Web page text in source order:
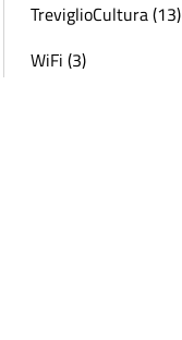
TreviglioCultura (13)
WiFi (3)